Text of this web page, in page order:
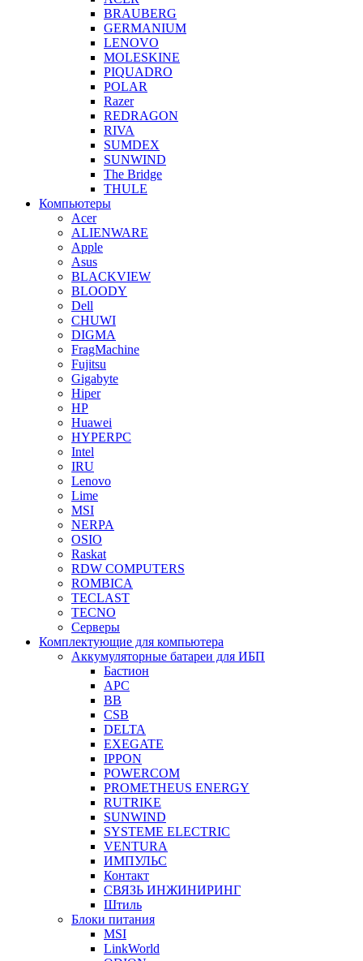
BRAUBERG
GERMANIUM
LENOVO
MOLESKINE
PIQUADRO
POLAR
Razer
REDRAGON
RIVA
SUMDEX
SUNWIND
The Bridge
THULE
Компьютеры
Acer
ALIENWARE
Apple
Asus
BLACKVIEW
BLOODY
Dell
CHUWI
DIGMA
FragMachine
Fujitsu
Gigabyte
Hiper
HP
Huawei
HYPERPC
Intel
IRU
Lenovo
Lime
MSI
NERPA
OSIO
Raskat
RDW COMPUTERS
ROMBICA
TECLAST
TECNO
Серверы
Комплектующие для компьютера
Аккумуляторные батареи для ИБП
Бастион
APC
BB
CSB
DELTA
EXEGATE
IPPON
POWERCOM
PROMETHEUS ENERGY
RUTRIKE
SUNWIND
SYSTEME ELECTRIC
VENTURA
ИМПУЛЬС
Контакт
СВЯЗЬ ИНЖИНИРИНГ
Штиль
Блоки питания
MSI
LinkWorld